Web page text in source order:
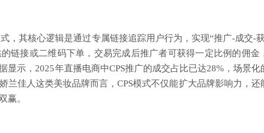
，其核心逻辑是通过专属链接追踪用户行为，实现“推广-成交-
链接或二维码下单，交易完成后推广者可获得一定比例的佣金
显示，2025年直播电商中CPS推广的成交占比已达28%，场景化
兰佳人这类美妆品牌而言，CPS模式不仅能扩大品牌影响力，还
赢。